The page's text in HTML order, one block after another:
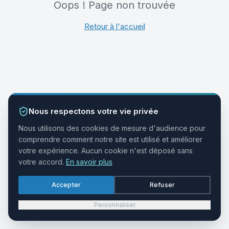
Oops ! Page non trouvée
Retour à l'accueil
Nous respectons votre vie privée
Nous utilisons des cookies de mesure d'audience pour
comprendre comment notre site est utilisé et améliorer
votre expérience. Aucun cookie n'est déposé sans
votre accord. En savoir plus
Accepter Refuser
Personnaliser